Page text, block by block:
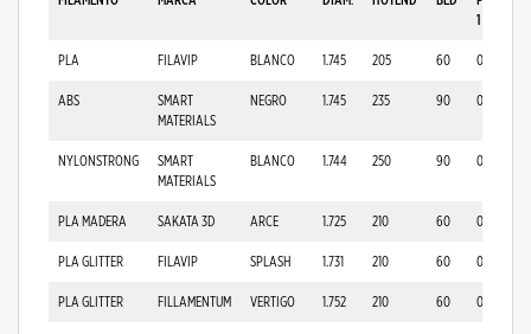
1
PLA FILAVIP BLANCO 1.745 205 60 0.776
ABS
SMART
MATERIALS
NEGRO 1.745 235 90 0.910
NYLONSTRONG
SMART
MATERIALS
BLANCO 1.744 250 90 0.949
PLA MADERA SAKATA 3D ARCE 1.725 210 60 0.920
PLA GLITTER FILAVIP SPLASH 1.731 210 60 0.789
PLA GLITTER FILLAMENTUM VERTIGO 1.752 210 60 0.808